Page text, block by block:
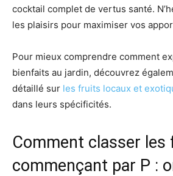
cocktail complet de vertus santé.
les plaisirs pour maximiser vos
Pour mieux comprendre comment
bienfaits au jardin, découvrez
détaillé sur les fruits locaux et
dans leurs spécificités.
Comment classer les
commençant par P :